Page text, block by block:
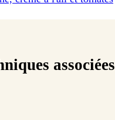
associées